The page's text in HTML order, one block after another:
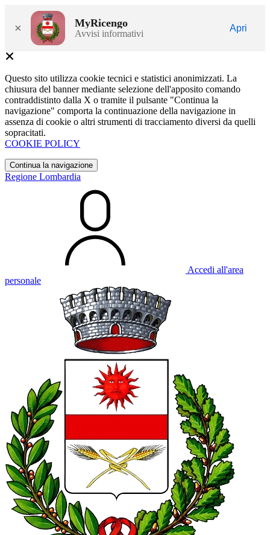
× MyRicengo
Avvisi informativi
Apri
Questo sito utilizza cookie tecnici e statistici anonimizzati. La
chiusura del banner mediante selezione dell'apposito comando
contraddistinto dalla X o tramite il pulsante "Continua la
navigazione" comporta la continuazione della navigazione in
assenza di cookie o altri strumenti di tracciamento diversi da quelli
sopracitati.
COOKIE POLICY
Continua la navigazione
Regione Lombardia
Accedi all'area
personale